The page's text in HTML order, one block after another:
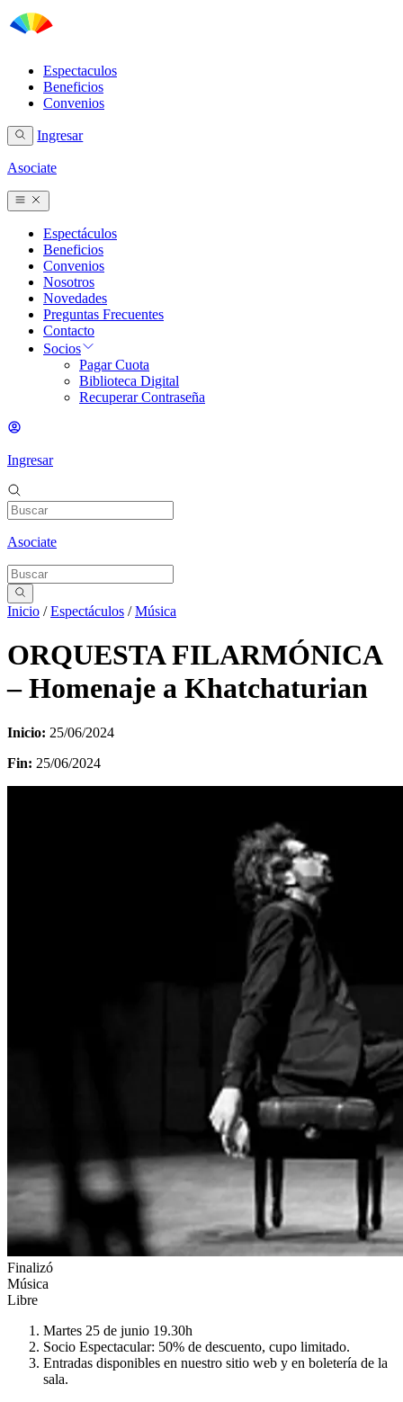
Espectaculos
Beneficios
Convenios
Ingresar
Asociate
Espectáculos
Beneficios
Convenios
Nosotros
Novedades
Preguntas Frecuentes
Contacto
Socios
Pagar Cuota
Biblioteca Digital
Recuperar Contraseña
Ingresar
Asociate
Inicio /Espectáculos /Música
ORQUESTA FILARMÓNICA
– Homenaje a Khatchaturian
Inicio: 25/06/2024
Fin: 25/06/2024
Finalizó
Música
Libre
Martes 25 de junio 19.30h
Socio Espectacular: 50% de descuento, cupo limitado.
Entradas disponibles en nuestro sitio web y en boletería de la
sala.